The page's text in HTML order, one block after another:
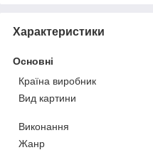
Характеристики
Основні
Країна виробник
Вид картини
Виконання
Жанр